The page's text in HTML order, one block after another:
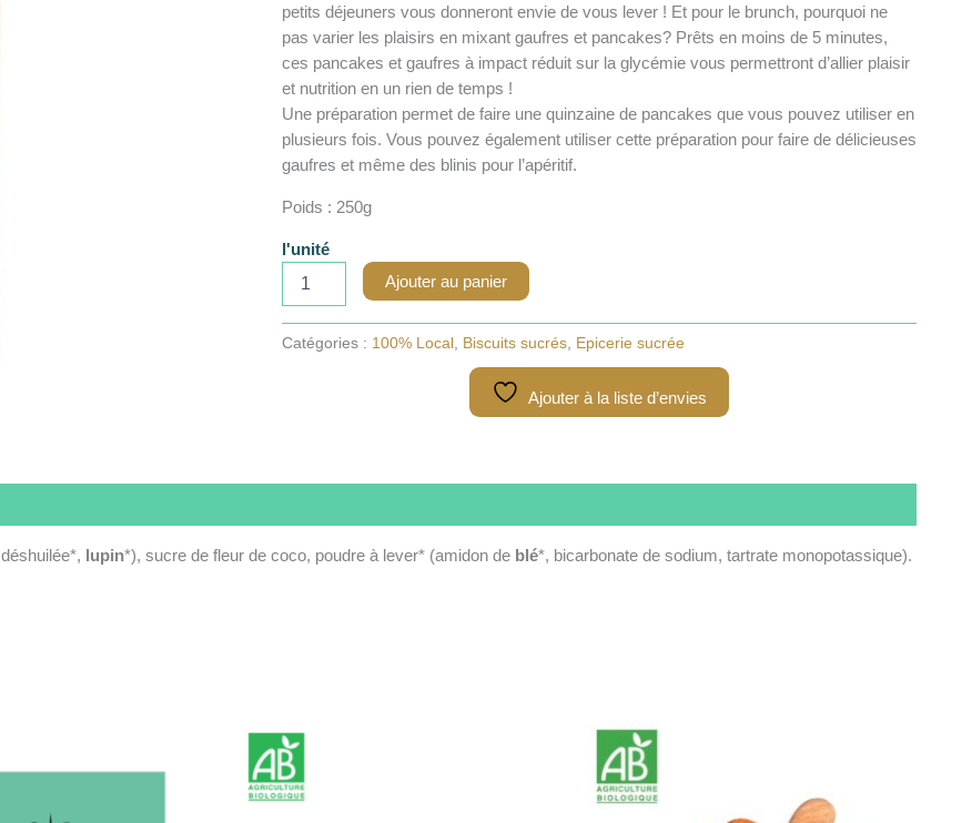
petits déjeuners vous donneront envie de vous lever ! Et pour le brunch, pourquoi ne
pas varier les plaisirs en mixant gaufres et pancakes? Prêts en moins de 5 minutes,
ces pancakes et gaufres à impact réduit sur la glycémie vous permettront d’allier plaisir
et nutrition en un rien de temps !
Une préparation permet de faire une quinzaine de pancakes que vous pouvez utiliser en
plusieurs fois. Vous pouvez également utiliser cette préparation pour faire de délicieuses
gaufres et même des blinis pour l’apéritif.
Poids : 250g
l'unité
quantité
pour
Ajouter au panier
Catégories : 100% Local , Biscuits sucrés, Epicerie sucrée
Ajouter à la liste d’envies
déshuilée*, lupin*), sucre de fleur de coco, poudre à lever* (amidon de blé*, bicarbonate de sodium, tartrate monopotassique).